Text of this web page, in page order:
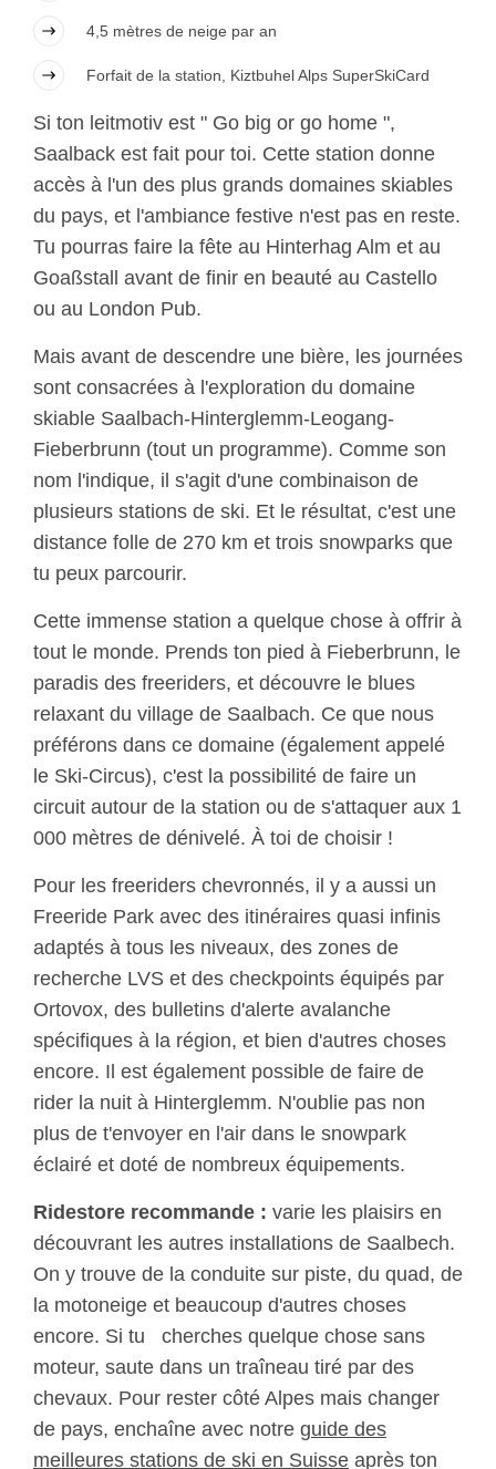
4,5 mètres de neige par an
Forfait de la station, Kiztbuhel Alps SuperSkiCard
Si ton leitmotiv est " Go big or go home ",
Saalback est fait pour toi. Cette station donne
accès à l'un des plus grands domaines skiables
du pays, et l'ambiance festive n'est pas en reste.
Tu pourras faire la fête au Hinterhag Alm et au
Goaßstall avant de finir en beauté au Castello
ou au London Pub.
Mais avant de descendre une bière, les journées
sont consacrées à l'exploration du domaine
skiable Saalbach-Hinterglemm-Leogang-
Fieberbrunn (tout un programme). Comme son
nom l'indique, il s'agit d'une combinaison de
plusieurs stations de ski. Et le résultat, c'est une
distance folle de 270 km et trois snowparks que
tu peux parcourir.
Cette immense station a quelque chose à offrir à
tout le monde. Prends ton pied à Fieberbrunn, le
paradis des freeriders, et découvre le blues
relaxant du village de Saalbach. Ce que nous
préférons dans ce domaine (également appelé
le Ski-Circus), c'est la possibilité de faire un
circuit autour de la station ou de s'attaquer aux 1
000 mètres de dénivelé. À toi de choisir !
Pour les freeriders chevronnés, il y a aussi un
Freeride Park avec des itinéraires quasi infinis
adaptés à tous les niveaux, des zones de
recherche LVS et des checkpoints équipés par
Ortovox, des bulletins d'alerte avalanche
spécifiques à la région, et bien d'autres choses
encore. Il est également possible de faire de
rider la nuit à Hinterglemm. N'oublie pas non
plus de t'envoyer en l'air dans le snowpark
éclairé et doté de nombreux équipements.
Ridestore recommande : varie les plaisirs en
découvrant les autres installations de Saalbech.
On y trouve de la conduite sur piste, du quad, de
la motoneige et beaucoup d'autres choses
encore. Si tu cherches quelque chose sans
moteur, saute dans un traîneau tiré par des
chevaux. Pour rester côté Alpes mais changer
de pays, enchaîne avec notre guide des
meilleures stations de ski en Suisse après ton